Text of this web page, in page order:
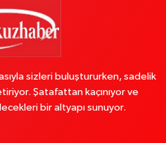
sizleri buluştururken, sadelik
Şatafattan kaçınıyor ve
bir altyapı sunuyor.